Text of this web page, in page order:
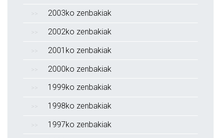
2003ko zenbakiak
2002ko zenbakiak
2001ko zenbakiak
2000ko zenbakiak
1999ko zenbakiak
1998ko zenbakiak
1997ko zenbakiak